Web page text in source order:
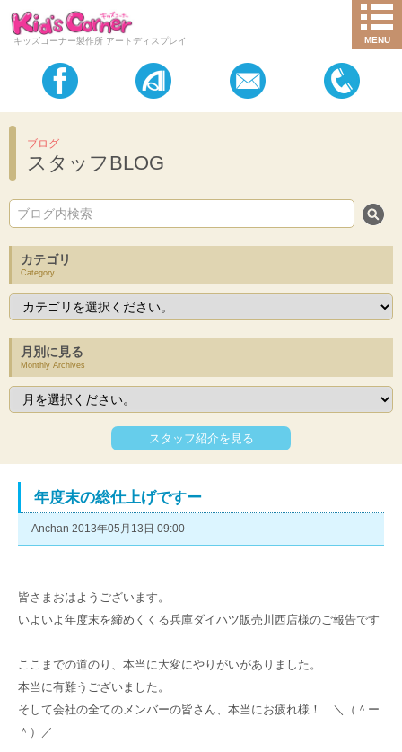
キッズコーナー製作所 アートディスプレイ MENU
ブログ
スタッフBLOG
カテゴリ
Category
月別に見る
Monthly Archives
スタッフ紹介を見る
年度末の総仕上げですー
Anchan 2013年05月13日 09:00
皆さまおはようございます。
いよいよ年度末を締めくくる兵庫ダイハツ販売川西店様のご報告です
ここまでの道のり、本当に大変にやりがいがありました。
本当に有難うございました。
そして会社の全てのメンバーの皆さん、本当にお疲れ様！ ＼（＾ー
＾）／